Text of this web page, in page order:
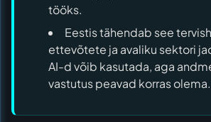
tööks.
Eestis tähendab see
ettevõtete ja avaliku sektori
AI-d võib kasutada, aga
vastutus peavad korras olema.